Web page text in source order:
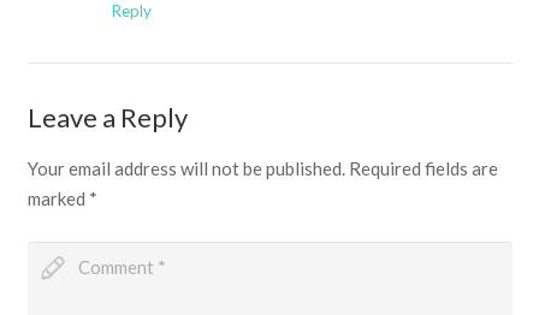
Reply
Leave a Reply
Your email address will not be published. Required fields are
marked *